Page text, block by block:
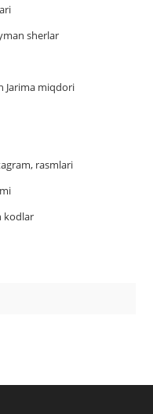
sherlar
Jаrimа miqdori
rasmlari
kodlar